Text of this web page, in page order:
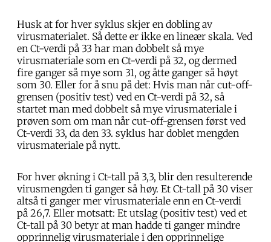
Husk at for hver syklus skjer en dobling av
virusmaterialet. Så dette er ikke en lineær skala. Ved
en Ct-verdi på 33 har man dobbelt så mye
virusmateriale som en Ct-verdi på 32, og dermed
fire ganger så mye som 31, og åtte ganger så høyt
som 30. Eller for å snu på det: Hvis man når cut-off-
grensen (positiv test) ved en Ct-verdi på 32, så
startet man med dobbelt så mye virusmateriale i
prøven som om man når cut-off-grensen først ved
Ct-verdi 33, da den 33. syklus har doblet mengden
virusmateriale på nytt.
For hver økning i Ct-tall på 3,3, blir den resulterende
virusmengden ti ganger så høy. Et Ct-tall på 30 viser
altså ti ganger mer virusmateriale enn en Ct-verdi
på 26,7. Eller motsatt: Et utslag (positiv test) ved et
Ct-tall på 30 betyr at man hadde ti ganger mindre
opprinnelig virusmateriale i den opprinnelige